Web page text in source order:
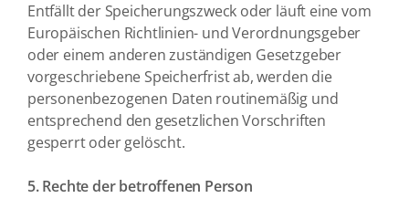
Entfällt der Speicherungszweck oder läuft eine vom
Europäischen Richtlinien- und Verordnungsgeber
oder einem anderen zuständigen Gesetzgeber
vorgeschriebene Speicherfrist ab, werden die
personenbezogenen Daten routinemäßig und
entsprechend den gesetzlichen Vorschriften
gesperrt oder gelöscht.
5. Rechte der betroffenen Person